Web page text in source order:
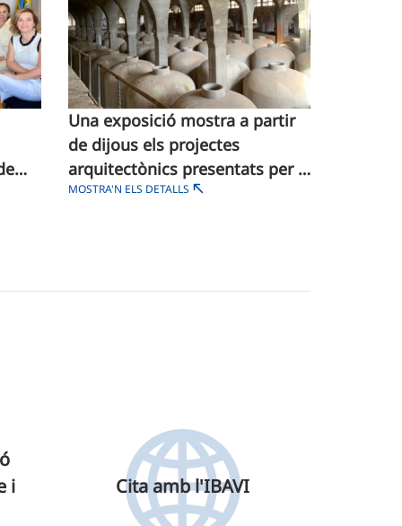
Una exposició mostra a partir
de dijous els projectes
arquitectònics presentats per a
la rehabilitació des Sindicat de
MOSTRA'N ELS DETALLS
i
Cita amb l'IBAVI